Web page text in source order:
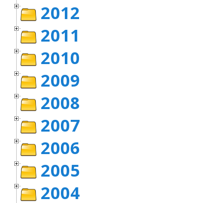
2012
2011
2010
2009
2008
2007
2006
2005
2004